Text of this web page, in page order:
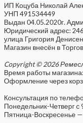
ИП Коцуба Николай
УНП 491534449
Выдан 04.05.2020г.
Юридический адрес:
улица Григория
Магазин внесён в
Copyright © 2026
Время работы магазина:
Оформление через
Консультация по
Понедельник-Четверг с
Пятница-Воскресенье